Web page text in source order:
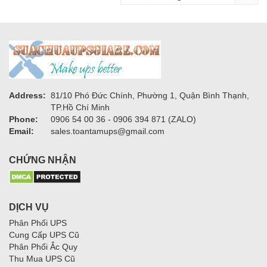
Address: 81/10 Phó Đức Chính, Phường 1, Quận Bình Thạnh,
TP.Hồ Chí Minh
Phone:
0906 54 00 36 - 0906 394 871 (ZALO)
Email:
sales.toantamups@gmail.com
CHỨNG NHẬN
DỊCH VỤ
Phân Phối UPS
Cung Cấp UPS Cũ
Phân Phối Ắc Quy
Thu Mua UPS Cũ